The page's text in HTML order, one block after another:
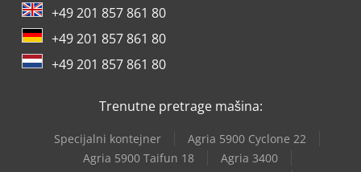
+49 201 857 861 80
+49 201 857 861 80
+49 201 857 861 80
Trenutne pretrage mašina:
Specijalni kontejner
Agria 5900 Cyclone 22
Agria 5900 Taifun 18
Agria 3400